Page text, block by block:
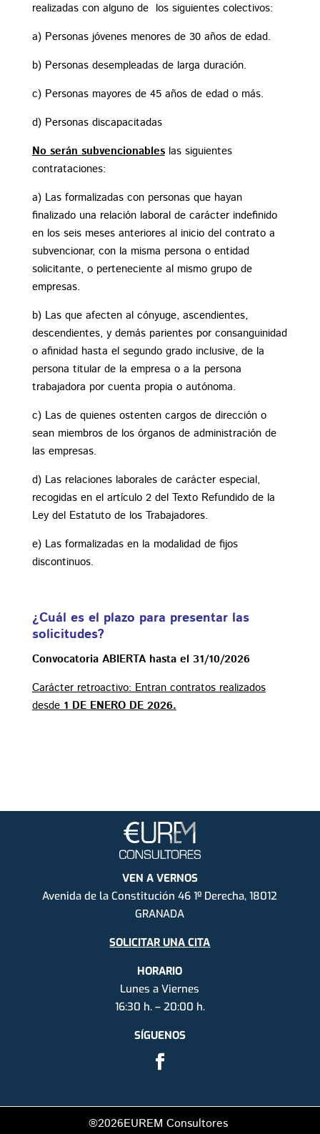
realizadas con alguno de los siguientes colectivos:
a) Personas jóvenes menores de 30 años de edad.
b) Personas desempleadas de larga duración.
c) Personas mayores de 45 años de edad o más.
d) Personas discapacitadas
No serán subvencionableslas siguientes
contrataciones:
a) Las formalizadas con personas que hayan
finalizado una relación laboral de carácter indefinido
en los seis meses anteriores al inicio del contrato a
subvencionar, con la misma persona o entidad
solicitante, o perteneciente al mismo grupo de
empresas.
b) Las que afecten al cónyuge, ascendientes,
descendientes, y demás parientes por consanguinidad
o afinidad hasta el segundo grado inclusive, de la
persona titular de la empresa o a la persona
trabajadora por cuenta propia o autónoma.
c) Las de quienes ostenten cargos de dirección o
sean miembros de los órganos de administración de
las empresas.
d) Las relaciones laborales de carácter especial,
recogidas en el artículo 2 del Texto Refundido de la
Ley del Estatuto de los Trabajadores.
e) Las formalizadas en la modalidad de fijos
discontinuos.
¿Cuál es el plazo para presentar las
solicitudes?
Convocatoria ABIERTA hasta el 31/10/2026
Carácter retroactivo: Entran contratos realizados
desde 1 DE ENERO DE 2026.
VEN A VERNOS
Avenida de la Constitución 46 1º Derecha, 18012
GRANADA
SOLICITAR UNA CITA
HORARIO
Lunes a Viernes
16:30 h. – 20:00 h.
SÍGUENOS
®2026EUREM Consultores